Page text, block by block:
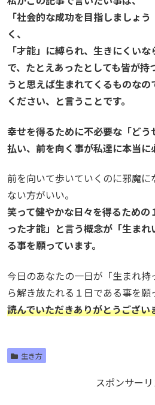
「社会的な成功を目指しましょ
く、
「才能」に縛られ、生きにくい
で、たとえあったとしても皆が持
うと思えば生まれてくるものな
ください、と言うことです。
幸せを得るために不必要な「どう
払い、前を向く事が私達に本当に
前を向いて歩いていくのに邪魔
ない方がいい。
笑って健やかな日々を得るため
った才能」と言う概念が「生ま
る事を願っています。
今日のあなたの一日が「生まれ
ら解き放たれる１日である事を願
読んでいただきありがとうござい
生き方
スポンサー